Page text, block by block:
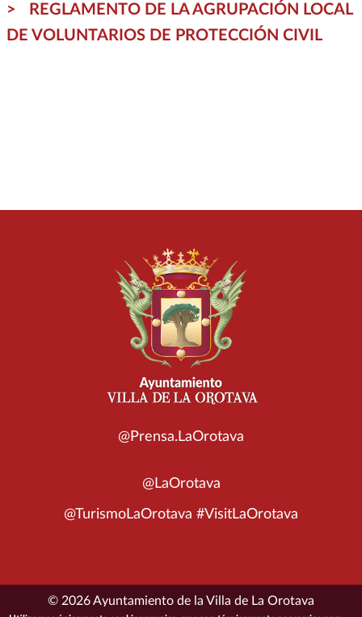
REGLAMENTO DE LA AGRUPACIÓN LOCAL
DE VOLUNTARIOS DE PROTECCIÓN CIVIL
@Prensa.LaOrotava
@LaOrotava
@TurismoLaOrotava #VisitLaOrotava
© 2026 Ayuntamiento de la Villa de La Orotava